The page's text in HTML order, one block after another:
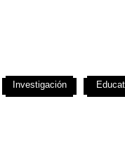
Investigación